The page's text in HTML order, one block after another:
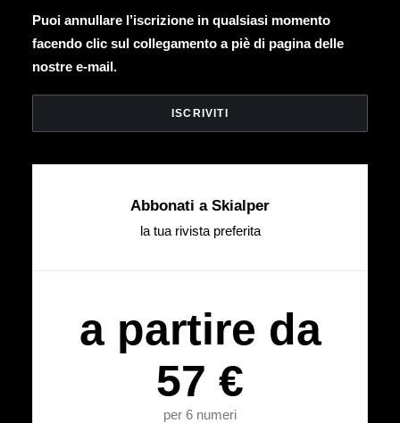
Puoi annullare l’iscrizione in qualsiasi momento
facendo clic sul collegamento a piè di pagina delle
nostre e-mail.
Abbonati a Skialper
la tua rivista preferita
a partire da
57 €
per 6 numeri